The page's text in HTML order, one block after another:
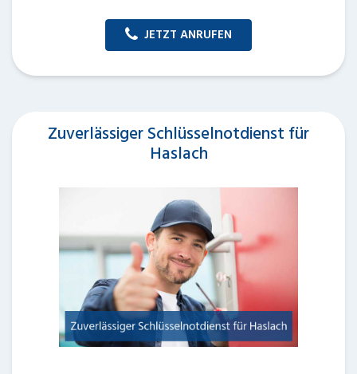
JETZT ANRUFEN
Zuverlässiger Schlüsselnotdienst für
Haslach